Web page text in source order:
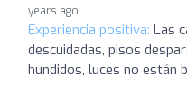
years ago
Experiencia positiva: Las
descuidadas, pisos
hundidos, luces no están